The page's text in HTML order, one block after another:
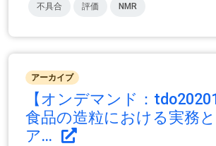
不具合 評価 NMR
アーカイブ
【オンデマンド：
食品の造粒における実務
ア...